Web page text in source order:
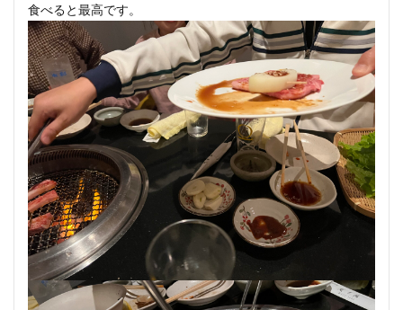
食べると最高です。